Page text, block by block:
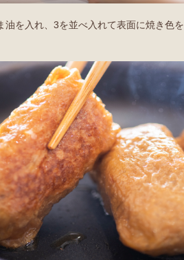
油を入れ、3を並べ入れて表面に焼き色